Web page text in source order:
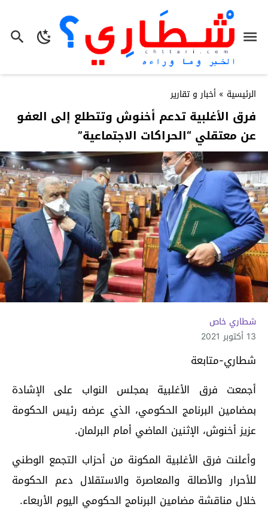
الرئيسية » أخبار و تقارير
فرق الأغلبية تدعم أخنوش وتتطلع إلى العفو
عن معتقلي “الحراكات الاجتماعية”
شطاري خاص
13 أكتوبر 2021
شطاري-متابعة
أجمعت فرق الأغلبية بمجلس النواب على الإشادة
بمضامين البرنامج الحكومي، الذي عرضه رئيس الحكومة
عزيز أخنوش، الإثنين الماضي أمام البرلمان.
وأعلنت فرق الأغلبية المكونة من أحزاب التجمع الوطني
للأحرار والأصالة والمعاصرة والاستقلال دعم الحكومة
خلال مناقشة مضامين البرنامج الحكومي اليوم الأربعاء.